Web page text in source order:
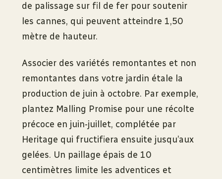
de palissage sur fil de fer pour soutenir
les cannes, qui peuvent atteindre 1,50
mètre de hauteur.
Associer des variétés remontantes et non
remontantes dans votre jardin étale la
production de juin à octobre. Par exemple,
plantez Malling Promise pour une récolte
précoce en juin-juillet, complétée par
Heritage qui fructifiera ensuite jusqu’aux
gelées. Un paillage épais de 10
centimètres limite les adventices et